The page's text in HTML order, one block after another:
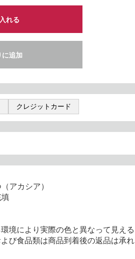
れる
に追加
クレジットカード
アカシア）
境により実際の色と異なって見える
び食品類は商品到着後の返品は承